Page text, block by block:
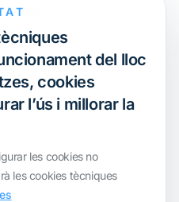
Webinar
del lloc
cookies
l’ús i millorar la
les cookies no
les cookies tècniques